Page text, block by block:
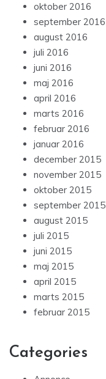
oktober 2016
september 2016
august 2016
juli 2016
juni 2016
maj 2016
april 2016
marts 2016
februar 2016
januar 2016
december 2015
november 2015
oktober 2015
september 2015
august 2015
juli 2015
juni 2015
maj 2015
april 2015
marts 2015
februar 2015
Categories